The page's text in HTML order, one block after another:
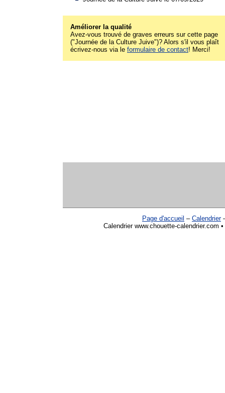
Améliorer la qualité
Avez-vous trouvé de graves erreurs sur cette page
("Journée de la Culture Juive")? Alors s'il vous plaît
écrivez-nous via le formulaire de contact! Merci!
Page d'accueil – Calendrier
Calendrier www.chouette-calendrier.com